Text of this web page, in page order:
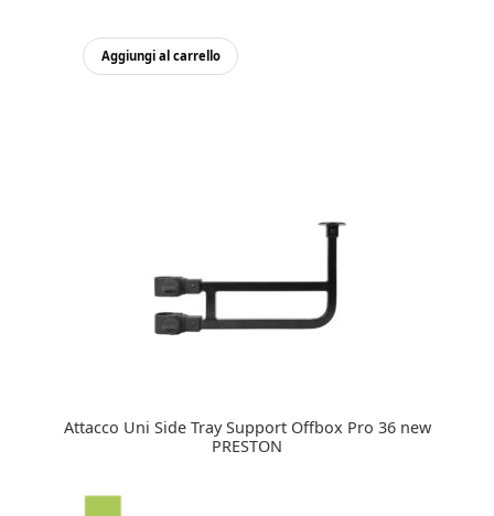
Aggiungi al carrello
Attacco Uni Side Tray Support Offbox Pro 36 new
PRESTON